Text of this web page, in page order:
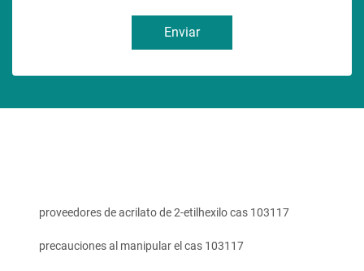
Enviar
proveedores de acrilato de 2-etilhexilo cas 103117
precauciones al manipular el cas 103117